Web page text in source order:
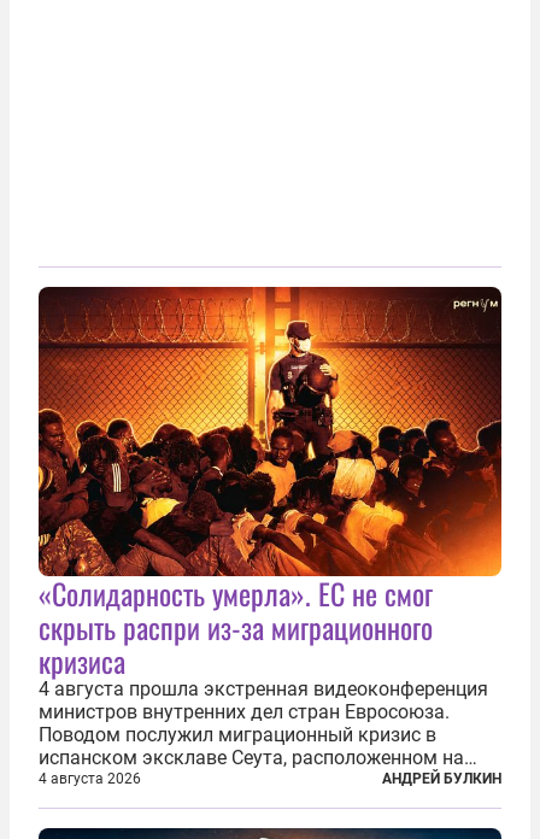
«Солидарность умерла». ЕС не смог
скрыть распри из-за миграционного
кризиса
4 августа прошла экстренная видеоконференция
министров внутренних дел стран Евросоюза.
Поводом послужил миграционный кризис в
испанском эксклаве Сеута, расположенном на
северном побережье Африки. В конце июля
границу между Марокко и испанской территорией
прорвали до 72 тысяч мигрантов. Подавляющее...
4 августа 2026 АНДРЕЙ БУЛКИН